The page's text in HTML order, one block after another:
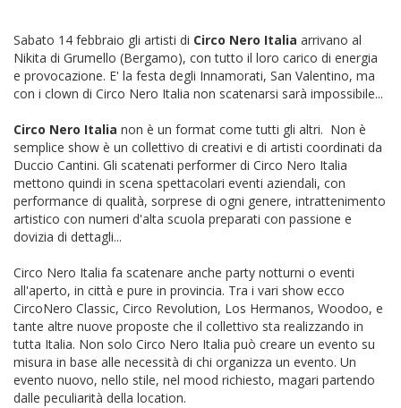
Sabato 14 febbraio gli artisti di Circo Nero Italia arrivano al
Nikita di Grumello (Bergamo), con tutto il loro carico di energia
e provocazione. E' la festa degli Innamorati, San Valentino, ma
con i clown di Circo Nero Italia non scatenarsi sarà impossibile...
Circo Nero Italia non è un format come tutti gli altri. Non è
semplice show è un collettivo di creativi e di artisti coordinati da
Duccio Cantini. Gli scatenati performer di Circo Nero Italia
mettono quindi in scena spettacolari eventi aziendali, con
performance di qualità, sorprese di ogni genere, intrattenimento
artistico con numeri d'alta scuola preparati con passione e
dovizia di dettagli...
Circo Nero Italia fa scatenare anche party notturni o eventi
all'aperto, in città e pure in provincia. Tra i vari show ecco
CircoNero Classic, Circo Revolution, Los Hermanos, Woodoo, e
tante altre nuove proposte che il collettivo sta realizzando in
tutta Italia. Non solo Circo Nero Italia può creare un evento su
misura in base alle necessità di chi organizza un evento. Un
evento nuovo, nello stile, nel mood richiesto, magari partendo
dalle peculiarità della location.